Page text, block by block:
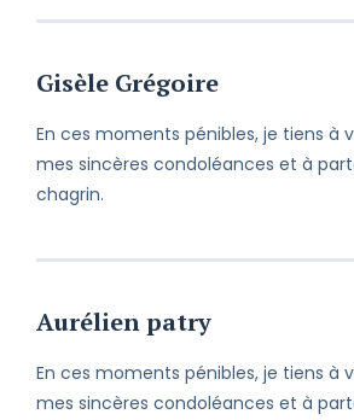
Gisèle Grégoire
En ces moments pénibles, je tiens à
mes sincères condoléances et à
chagrin.
Aurélien patry
En ces moments pénibles, je tiens à
mes sincères condoléances et à